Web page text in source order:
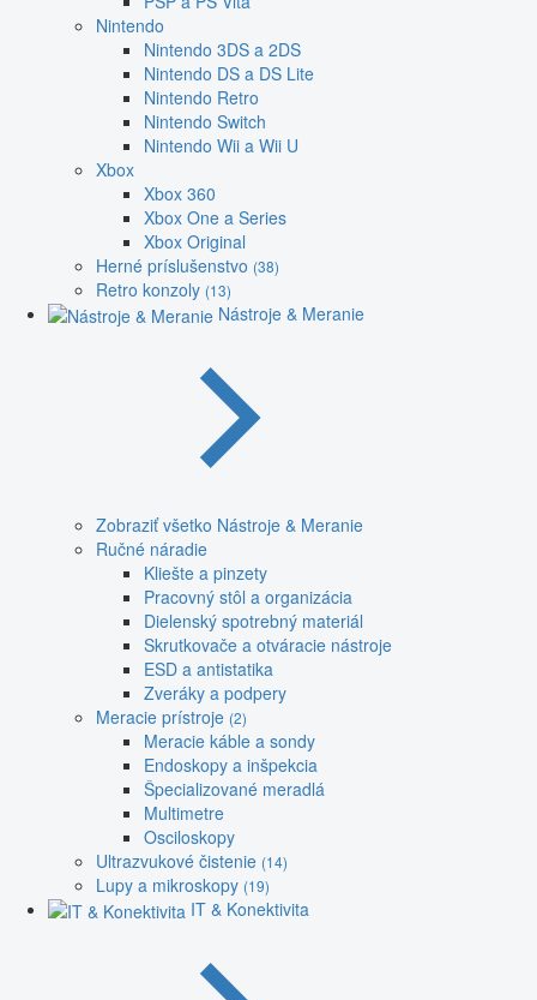
Nintendo
Nintendo 3DS a 2DS
Nintendo DS a DS Lite
Nintendo Retro
Nintendo Switch
Nintendo Wii a Wii U
Xbox
Xbox 360
Xbox One a Series
Xbox Original
Herné príslušenstvo (38)
Retro konzoly (13)
Nástroje & Meranie
Zobraziť všetko Nástroje & Meranie
Ručné náradie
Kliešte a pinzety
Pracovný stôl a organizácia
Dielenský spotrebný materiál
Skrutkovače a otváracie nástroje
ESD a antistatika
Zveráky a podpery
Meracie prístroje (2)
Meracie káble a sondy
Endoskopy a inšpekcia
Špecializované meradlá
Multimetre
Osciloskopy
Ultrazvukové čistenie (14)
Lupy a mikroskopy (19)
IT & Konektivita